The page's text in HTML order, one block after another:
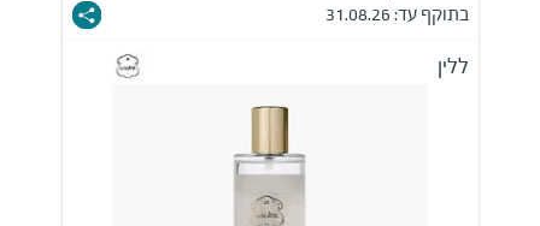
בתוקף עד: 31.08.26
ללין